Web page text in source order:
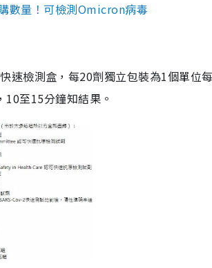
數量！可檢測Omicron病毒
速檢測盒，每20劑獨立包裝為1個單位
至15分鐘知結果。